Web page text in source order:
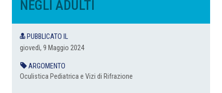
NEGLI ADULTI
PUBBLICATO IL
giovedì, 9 Maggio 2024
ARGOMENTO
Oculistica Pediatrica e Vizi di Rifrazione